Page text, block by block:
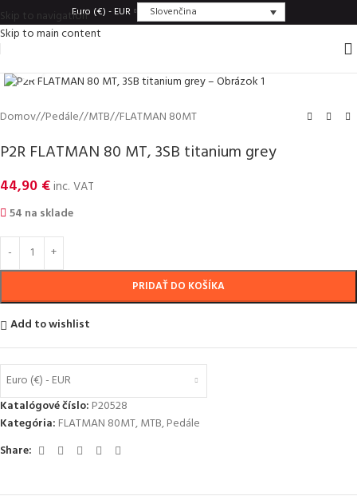
Skip to navigation
Skip to main content
Euro (€) - EUR Slovenčina
Domov/ Pedále/ MTB/ FLATMAN 80MT
P2R FLATMAN 80 MT, 3SB titanium grey
44,90 €inc. VAT
54 na sklade
PRIDAŤ DO KOŠÍKA
Add to wishlist
Euro (€) - EUR
Katalógové číslo: P20528
Kategória: FLATMAN 80MT,MTB,Pedále
Share: